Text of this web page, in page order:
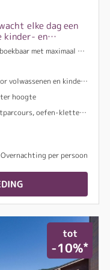
elke dag een
kinder- en
en heel
met maximaal 4 kinderen
en kinderen
hoogte
klettersteig en nog veel meer
per persoon
tot
-10%*